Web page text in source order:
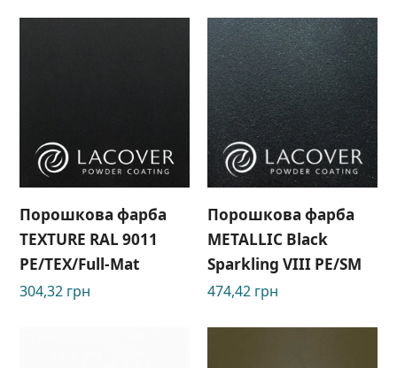
Порошкова фарба
TEXTURE RAL 9011
РЕ/TEX/Full-Mat
304,32 грн
Порошкова фарба
METALLIC Black
Sparkling VIII РЕ/SM
474,42 грн